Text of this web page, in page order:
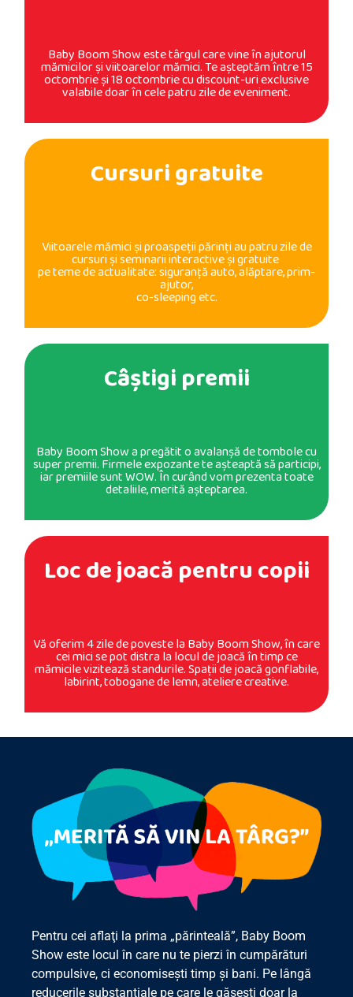
Baby Boom Show este târgul care vine în ajutorul
mămicilor şi viitoarelor mămici. Te aşteptăm între 15
octombrie şi 18 octombrie cu discount-uri exclusive
valabile doar în cele patru zile de eveniment.
Cursuri gratuite
Viitoarele mămici şi proaspeţii părinţi au patru zile de
cursuri şi seminarii interactive şi gratuite
pe teme de actualitate: siguranţă auto, alăptare, prim-
ajutor,
co-sleeping etc.
Câştigi premii
Baby Boom Show a pregătit o avalanşă de tombole cu
super premii. Firmele expozante te aşteaptă să participi,
iar premiile sunt WOW. În curând vom prezenta toate
detaliile, merită aşteptarea.
Loc de joacă pentru copii
Vă oferim 4 zile de poveste la Baby Boom Show, în care
cei mici se pot distra la locul de joacă în timp ce
mămicile vizitează standurile. Spaţii de joacă gonflabile,
labirint, tobogane de lemn, ateliere creative.
Pentru cei aflaţi la prima „părinteală”, Baby Boom
Show este locul în care nu te pierzi în cumpărături
compulsive, ci economiseşti timp şi bani. Pe lângă
reducerile substanţiale pe care le găseşti doar la